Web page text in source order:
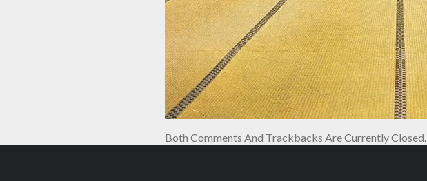
Both Comments And Trackbacks Are Currently Closed.